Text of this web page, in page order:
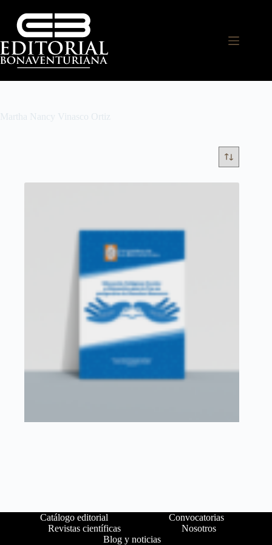
Martha Nancy Vinasco Ortiz
Catálogo editorial
Convocatorias
Revistas científicas
Nosotros
Blog y noticias